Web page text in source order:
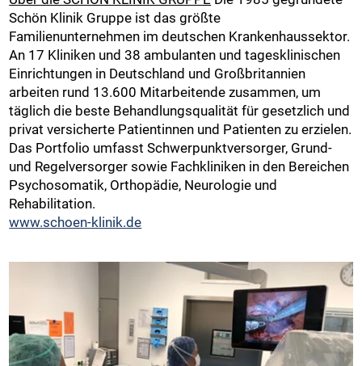
Schön Klinik Gruppe ist das größte
Familienunternehmen im deutschen Krankenhaussektor.
An 17 Kliniken und 38 ambulanten und tagesklinischen
Einrichtungen in Deutschland und Großbritannien
arbeiten rund 13.600 Mitarbeitende zusammen, um
täglich die beste Behandlungsqualität für gesetzlich und
privat versicherte Patientinnen und Patienten zu erzielen.
Das Portfolio umfasst Schwerpunktversorger, Grund-
und Regelversorger sowie Fachkliniken in den Bereichen
Psychosomatik, Orthopädie, Neurologie und
Rehabilitation.
www.schoen-klinik.de